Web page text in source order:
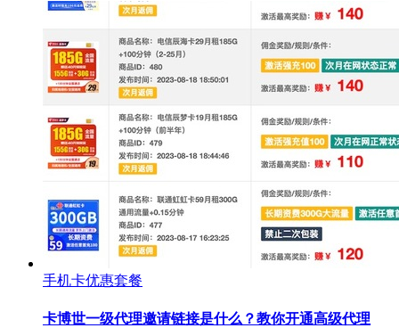
手机卡优惠套餐
卡博世一级代理邀请链接是什么？教你开通高级代理